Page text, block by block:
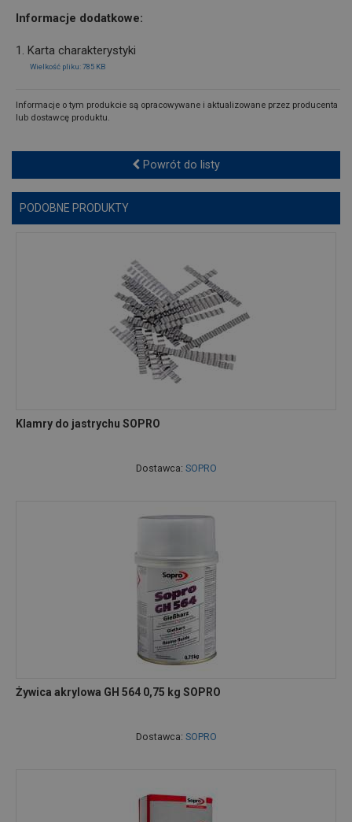
Informacje dodatkowe:
1. Karta charakterystyki
Wielkość pliku: 785 KB
Informacje o tym produkcie są opracowywane i aktualizowane przez producenta
lub dostawcę produktu.
Powrót do listy
PODOBNE PRODUKTY
Klamry do jastrychu SOPRO
Dostawca: SOPRO
Żywica akrylowa GH 564 0,75 kg SOPRO
Dostawca: SOPRO